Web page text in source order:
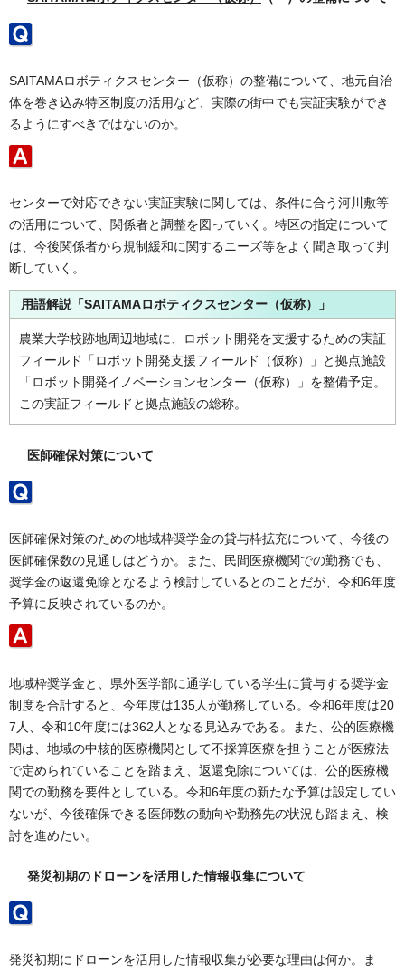
SAITAMAロボティクスセンター（仮称）の整備について、地元自治
体を巻き込み特区制度の活用など、実際の街中でも実証実験ができ
るようにすべきではないのか。
センターで対応できない実証実験に関しては、条件に合う河川敷等
の活用について、関係者と調整を図っていく。特区の指定について
は、今後関係者から規制緩和に関するニーズ等をよく聞き取って判
断していく。
用語解説「SAITAMAロボティクスセンター（仮称） 」
農業大学校跡地周辺地域に、ロボット開発を支援するための実証
フィールド「ロボット開発支援フィールド（仮称）」と拠点施設
「ロボット開発イノベーションセンター（仮称）」を整備予定。
この実証フィールドと拠点施設の総称。
医師確保対策について
医師確保対策のための地域枠奨学金の貸与枠拡充について、今後の
医師確保数の見通しはどうか。また、民間医療機関での勤務でも、
奨学金の返還免除となるよう検討しているとのことだが、令和6年度
予算に反映されているのか。
地域枠奨学金と、県外医学部に通学している学生に貸与する奨学金
制度を合計すると、今年度は135人が勤務している。令和6年度は20
7人、令和10年度には362人となる見込みである。また、公的医療機
関は、地域の中核的医療機関として不採算医療を担うことが医療法
で定められていることを踏まえ、返還免除については、公的医療機
関での勤務を要件としている。令和6年度の新たな予算は設定してい
ないが、今後確保できる医師数の動向や勤務先の状況も踏まえ、検
討を進めたい。
発災初期のドローンを活用した情報収集について
発災初期にドローンを活用した情報収集が必要な理由は何か。ま